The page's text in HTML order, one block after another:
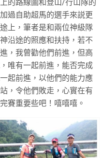
的路線圖和登山/行山隊的
過自助超馬的選手來説更
上，筆者是和兩位神級隊
沿途的照應和扶持，若不
，我曾勸他們前進，但高
唯有一起前進，能否完成
起前進，以他們的能力應
，令他們敗走，心實在有
賽重要些吧！嘻嘻嘻。